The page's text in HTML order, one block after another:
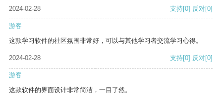
2024-02-28 支持[0] 反对[0]
游客
这款学习软件的社区氛围非常好，可以与其他学习者交流学习心得。
2024-02-28 支持[0] 反对[0]
游客
这款软件的界面设计非常简洁，一目了然。